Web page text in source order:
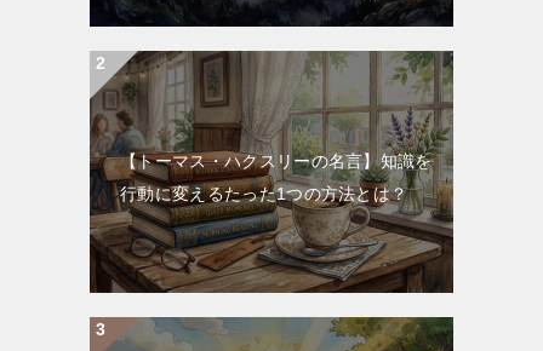
【トーマス・ハクスリーの名言】知識を
行動に変えるたった1つの方法とは？